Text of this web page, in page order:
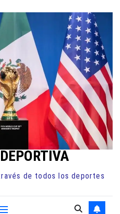
de todos los deportes